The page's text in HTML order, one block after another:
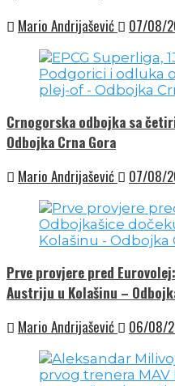
Mario Andrijašević
07/08/
Crnogorska odbojka sa
Odbojka Crna Gora
Mario Andrijašević
07/08/
Prve provjere pred
Austriju u Kolašinu –
Mario Andrijašević
06/08/